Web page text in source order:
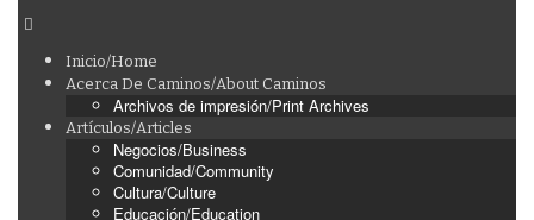
Inicio/Home
Acerca De Caminos/About Caminos
Archivos de impresión/Print Archives
Artículos/Articles
Negocios/Business
Comunidad/Community
Cultura/Culture
Educación/Education